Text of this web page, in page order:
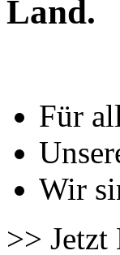
Land.
Für
Wir
>> Jetzt